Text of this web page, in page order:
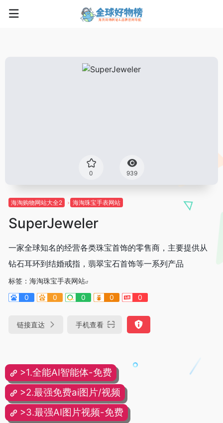
0 939
海淘购物网站大全2 海淘珠宝手表网站
SuperJeweler
一家全球知名的经营各类珠宝首饰的零售商，主要提供从
钻石耳环到结婚戒指，翡翠宝石首饰等一系列产品
标签： 海淘珠宝手表网站
0
0 0 0 0
链接直达 手机查看
>1.全能AI智能体-免费
>2.最强免费ai图片/视频
>3.最强AI图片视频-免费